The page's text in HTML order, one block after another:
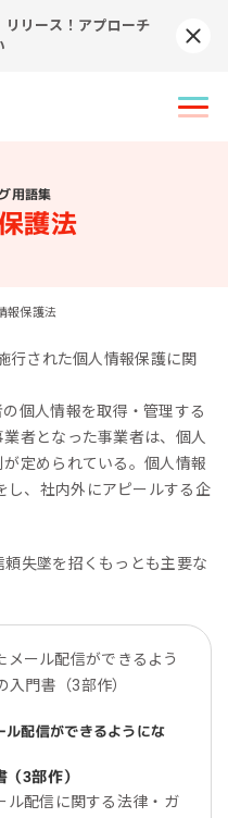
リリース！アプローチ
用語集
護法
報保護法
行された個人情報保護に関
個人情報を取得・管理する
者となった事業者は、個人
定められている。個人情報
し、社内外にアピールする企
失墜を招くもっとも主要な
ル配信ができるようにな
3部作）
ル配信に関する法律・ガ